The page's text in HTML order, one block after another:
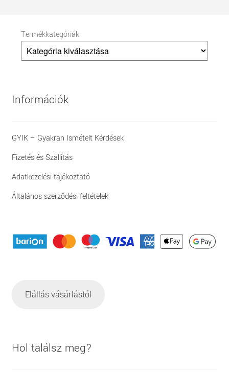
Termékkategóriák
Információk
GYIK – Gyakran Ismételt Kérdések
Fizetés és Szállítás
Adatkezelési tájékoztató
Általános szerződési feltételek
Elállás vásárlástól
Hol találsz meg?